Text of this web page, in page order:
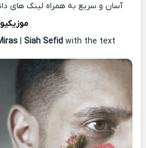
آسان و سریع به همراه لینک های
موزیکیو
| Siah Sefid with the text